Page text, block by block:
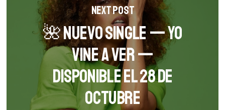
Next Post
🌺 Nuevo single — Yo
vine a ver —
disponible el 28 de
octubre